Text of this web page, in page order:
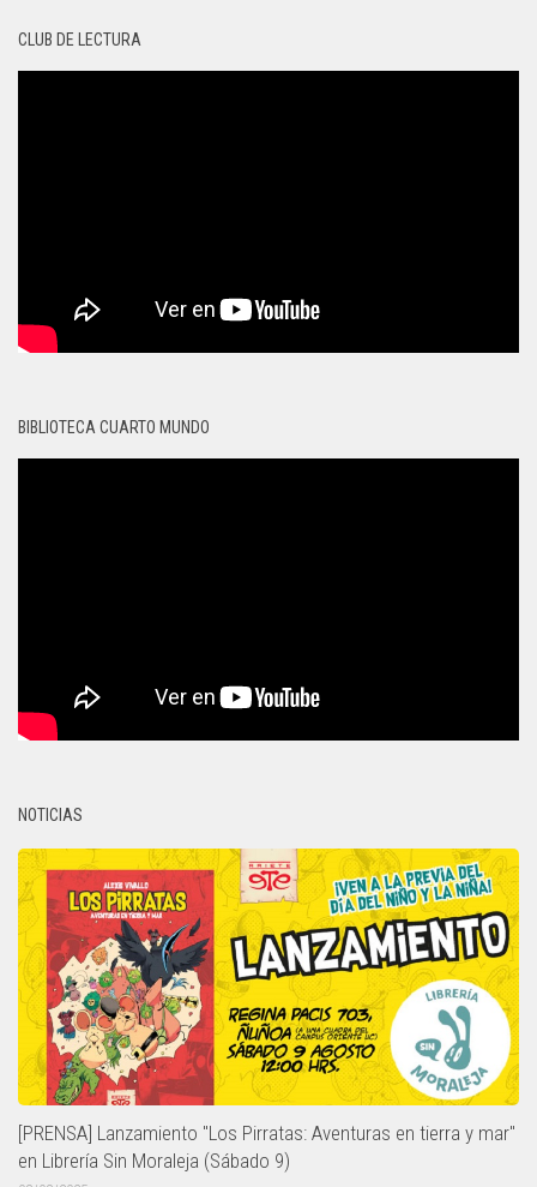
CLUB DE LECTURA
BIBLIOTECA CUARTO MUNDO
NOTICIAS
[PRENSA] Lanzamiento "Los Pirratas: Aventuras en tierra y mar"
en Librería Sin Moraleja (Sábado 9)